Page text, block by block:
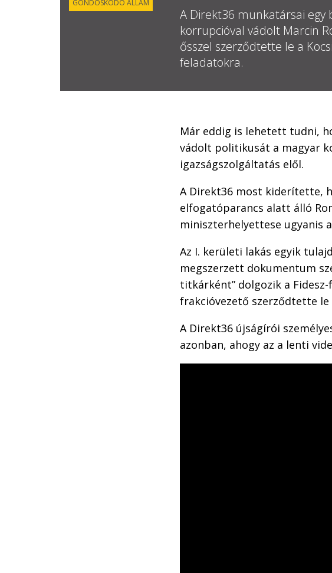
GONDOSKODÓ ÁLLAM
A Direkt36 munkatársai egy
korrupcióval vádolt Marcin
ősszel szerződtette le a
feladatokra.
Már eddig is lehetett tudni,
vádolt politikusát a magyar
igazságszolgáltatás elől.
A Direkt36 most kiderítette,
elfogatóparancs alatt álló
miniszterhelyettese ugyanis
Az I. kerületi lakás egyik
megszerzett dokumentum
titkárként” dolgozik a
frakcióvezető szerződtette
A Direkt36 újságírói
azonban, ahogy az a lenti